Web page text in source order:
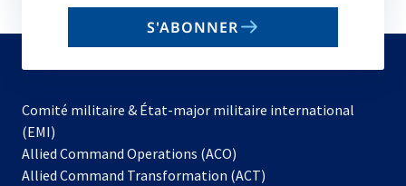
email
S'ABONNER
Comité militaire & État-major militaire international
(EMI)
Allied Command Operations (ACO)
dans
Allied Command Transformation (ACT)